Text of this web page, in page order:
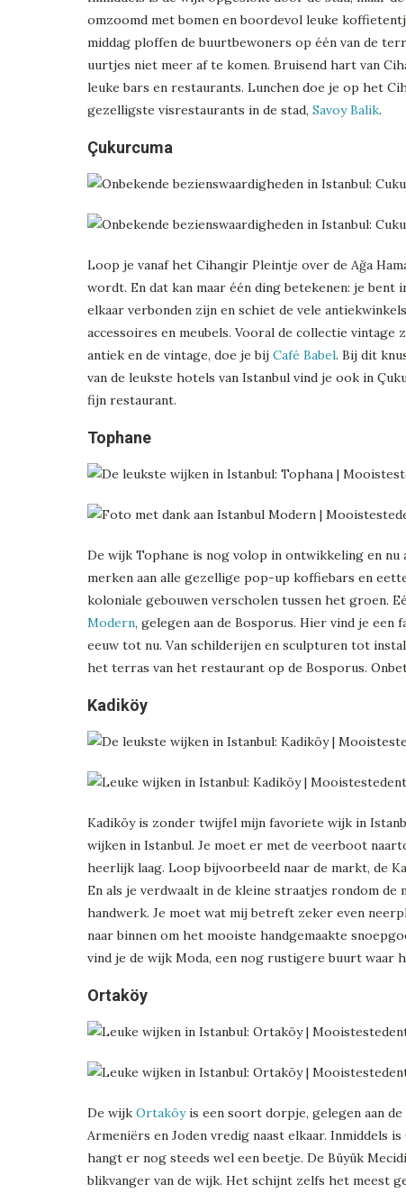
omzoomd met bomen en boordevol leuke
middag ploffen de buurtbewoners op één van de
uurtjes niet meer af te komen. Bruisend hart van
leuke bars en restaurants. Lunchen doe je op het
gezelligste visrestaurants in de stad, Savoy Balik.
Çukurcuma
Loop je vanaf het Cihangir Pleintje over de Ağa
wordt. En dat kan maar één ding betekenen: je bent
elkaar verbonden zijn en schiet de vele
accessoires en meubels. Vooral de collectie
antiek en de vintage, doe je bij Café Babel. Bij dit
van de leukste hotels van Istanbul vind je ook in
fijn restaurant.
Tophane
De wijk Tophane is nog volop in ontwikkeling en nu
merken aan alle gezellige pop-up koffiebars en
koloniale gebouwen verscholen tussen het groen.
Modern, gelegen aan de Bosporus. Hier vind je
eeuw tot nu. Van schilderijen en sculpturen tot
het terras van het restaurant op de Bosporus.
Kadiköy
Kadiköy is zonder twijfel mijn favoriete wijk in
wijken in Istanbul. Je moet er met de veerboot
heerlijk laag. Loop bijvoorbeeld naar de markt, de
En als je verdwaalt in de kleine straatjes rondom
handwerk. Je moet wat mij betreft zeker even
naar binnen om het mooiste handgemaakte
vind je de wijk Moda, een nog rustigere buurt waar
Ortaköy
De wijk Ortaköyis een soort dorpje, gelegen aan
Armeniërs en Joden vredig naast elkaar. Inmiddels
hangt er nog steeds wel een beetje. De Büyük
blikvanger van de wijk. Het schijnt zelfs het meest